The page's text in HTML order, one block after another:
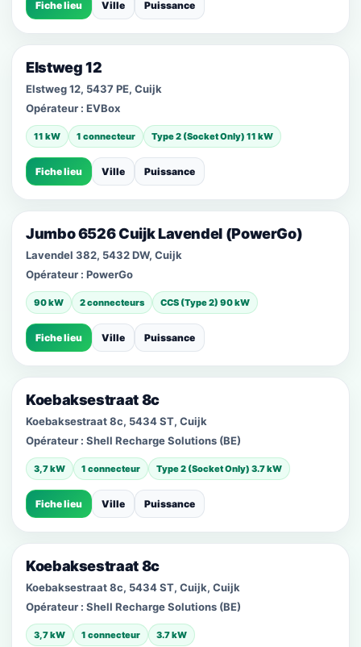
Fiche lieu Ville Puissance
Elstweg 12
Elstweg 12, 5437 PE, Cuijk
Opérateur : EVBox
11 kW 1 connecteur Type 2 (Socket Only) 11 kW
Fiche lieu Ville Puissance
Jumbo 6526 Cuijk Lavendel (PowerGo)
Lavendel 382, 5432 DW, Cuijk
Opérateur : PowerGo
90 kW 2 connecteurs CCS (Type 2) 90 kW
Fiche lieu Ville Puissance
Koebaksestraat 8c
Koebaksestraat 8c, 5434 ST, Cuijk
Opérateur : Shell Recharge Solutions (BE)
3,7 kW 1 connecteur Type 2 (Socket Only) 3.7 kW
Fiche lieu Ville Puissance
Koebaksestraat 8c
Koebaksestraat 8c, 5434 ST, Cuijk, Cuijk
Opérateur : Shell Recharge Solutions (BE)
3,7 kW 1 connecteur 3.7 kW